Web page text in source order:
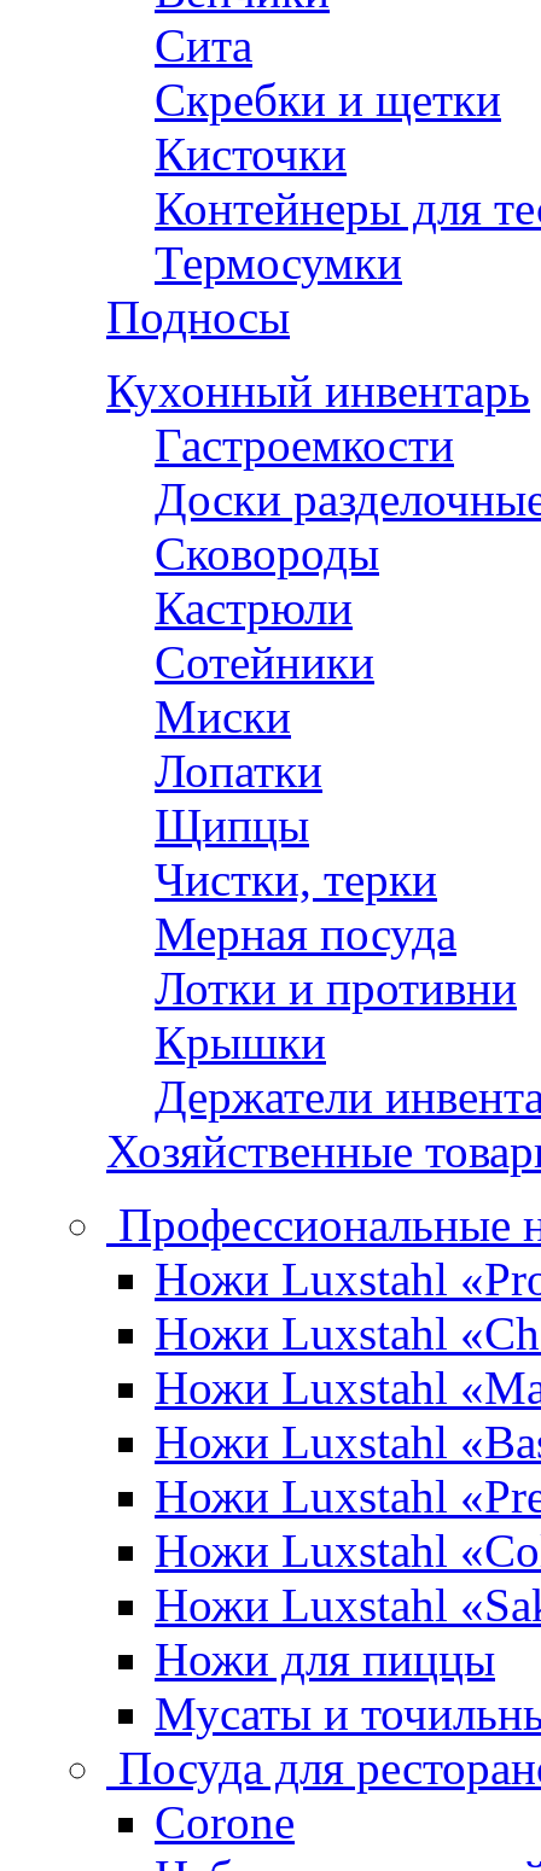
Сита
Скребки и щетки
Кисточки
Контейнеры для
Термосумки
Подносы
Кухонный инвентарь
Гастроемкости
Доски
Сковороды
Кастрюли
Сотейники
Миски
Лопатки
Щипцы
Чистки, терки
Мерная посуда
Лотки и противни
Крышки
Держатели
Хозяйственные
Профессиональные
Ножи Luxstahl
Ножи Luxstahl
Ножи Luxstahl
Ножи Luxstahl
Ножи Luxstahl
Ножи Luxstahl
Ножи Luxstahl
Ножи для пиццы
Мусаты и
Посуда для
Corone